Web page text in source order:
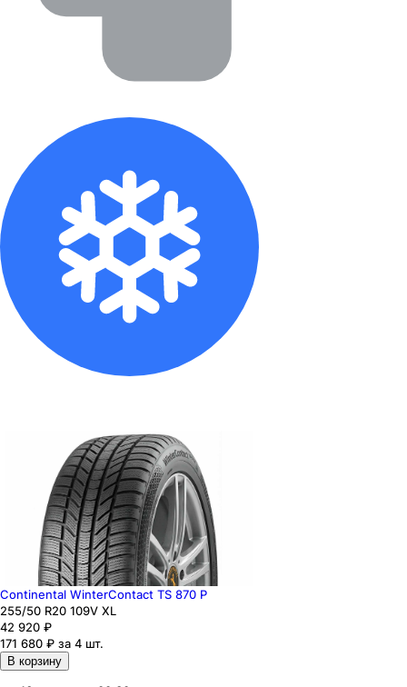
Continental WinterContact TS 870 P
255/50 R20 109V XL
42 920 ₽
171 680 ₽ за 4 шт.
В корзину